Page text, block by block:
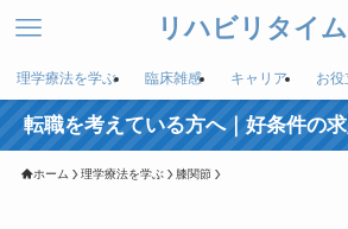
リハビリタイ
理学療法を学ぶ 臨床雑感 キャリア お
転職を考えている方へ｜好条件の
ホーム 理学療法を学ぶ 膝関節